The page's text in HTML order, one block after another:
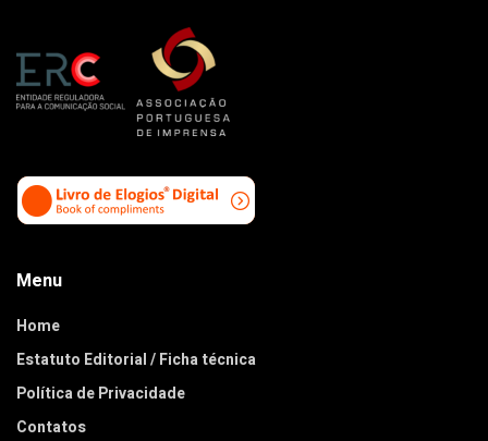
Menu
Home
Estatuto Editorial / Ficha técnica
Política de Privacidade
Contatos